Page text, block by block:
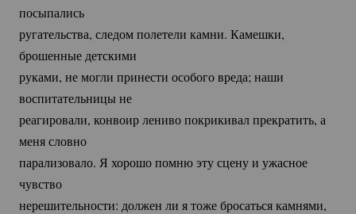
посыпались
ругательства, следом полетели камни. Камешки,
брошенные детскими
руками, не могли принести особого вреда; наши
воспитательницы не
реагировали, конвоир лениво покрикивал прекратить, а
меня словно
парализовало. Я хорошо помню эту сцену и ужасное
чувство
нерешительности: должен ли я тоже бросаться камнями,